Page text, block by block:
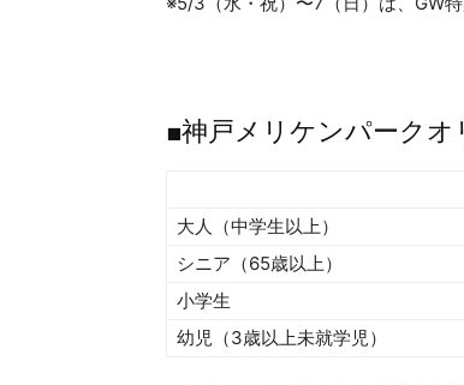
■神戸メリケンパーク
大人（中学生以上）
シニア（65歳以上）
小学生
幼児（3歳以上未就学児）